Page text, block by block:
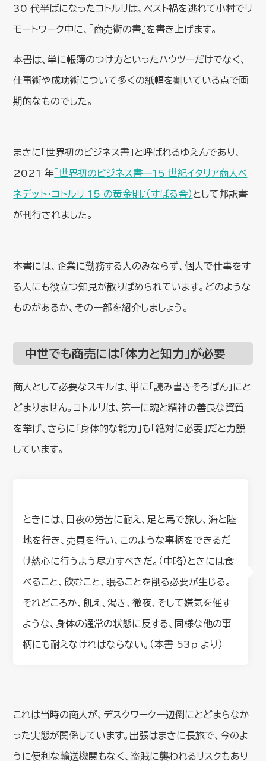
30 代半ばになったコトルリは、ペスト禍を逃れて小村でリ
モートワーク中に、『商売術の書』を書き上げます。
本書は、単に帳簿のつけ方といったハウツーだけでなく、
仕事術や成功術について多くの紙幅を割いている点で画
期的なものでした。
まさに「世界初のビジネス書」と呼ばれるゆえんであり、
2021 年 『世界初のビジネス書―15 世紀イタリア商人ベ
ネデット・コトルリ 15 の黄金則』（すばる舎） として邦訳書
が刊行されました。
本書には、企業に勤務する人のみならず、個人で仕事をす
る人にも役立つ知見が散りばめられています。どのような
ものがあるか、その一部を紹介しましょう。
中世でも商売には「体力と知力」が必要
商人として必要なスキルは、単に「読み書きそろばん」にと
どまりません。コトルリは、第一に魂と精神の善良な資質
を挙げ、さらに「身体的な能力」も「絶対に必要」だと力説
しています。
ときには、日夜の労苦に耐え、足と馬で旅し、海と陸
地を行き、売買を行い、このような事柄をできるだ
け熱心に行うよう尽力すべきだ。（中略）ときには食
べること、飲むこと、眠ることを削る必要が生じる。
それどころか、飢え、渇き、徹夜、そして嫌気を催す
ような、身体の通常の状態に反する、同様な他の事
柄にも耐えなければならない。（本書 53p より）
これは当時の商人が、デスクワーク一辺倒にとどまらなか
った実態が関係しています。出張はまさに長旅で、今のよ
うに便利な輸送機関もなく、盗賊に襲われるリスクもあり